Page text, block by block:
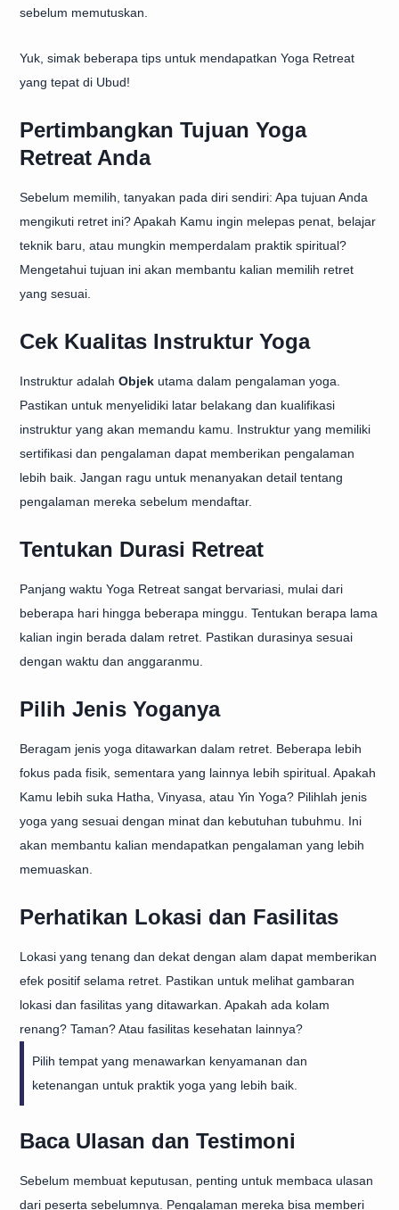
sebelum memutuskan.
Yuk, simak beberapa tips untuk mendapatkan Yoga Retreat
yang tepat di Ubud!
Pertimbangkan Tujuan Yoga
Retreat Anda
Sebelum memilih, tanyakan pada diri sendiri: Apa tujuan Anda
mengikuti retret ini? Apakah Kamu ingin melepas penat, belajar
teknik baru, atau mungkin memperdalam praktik spiritual?
Mengetahui tujuan ini akan membantu kalian memilih retret
yang sesuai.
Cek Kualitas Instruktur Yoga
Instruktur adalah Objek utama dalam pengalaman yoga.
Pastikan untuk menyelidiki latar belakang dan kualifikasi
instruktur yang akan memandu kamu. Instruktur yang memiliki
sertifikasi dan pengalaman dapat memberikan pengalaman
lebih baik. Jangan ragu untuk menanyakan detail tentang
pengalaman mereka sebelum mendaftar.
Tentukan Durasi Retreat
Panjang waktu Yoga Retreat sangat bervariasi, mulai dari
beberapa hari hingga beberapa minggu. Tentukan berapa lama
kalian ingin berada dalam retret. Pastikan durasinya sesuai
dengan waktu dan anggaranmu.
Pilih Jenis Yoganya
Beragam jenis yoga ditawarkan dalam retret. Beberapa lebih
fokus pada fisik, sementara yang lainnya lebih spiritual. Apakah
Kamu lebih suka Hatha, Vinyasa, atau Yin Yoga? Pilihlah jenis
yoga yang sesuai dengan minat dan kebutuhan tubuhmu. Ini
akan membantu kalian mendapatkan pengalaman yang lebih
memuaskan.
Perhatikan Lokasi dan Fasilitas
Lokasi yang tenang dan dekat dengan alam dapat memberikan
efek positif selama retret. Pastikan untuk melihat gambaran
lokasi dan fasilitas yang ditawarkan. Apakah ada kolam
renang? Taman? Atau fasilitas kesehatan lainnya?
Pilih tempat yang menawarkan kenyamanan dan
ketenangan untuk praktik yoga yang lebih baik.
Baca Ulasan dan Testimoni
Sebelum membuat keputusan, penting untuk membaca ulasan
dari peserta sebelumnya. Pengalaman mereka bisa memberi